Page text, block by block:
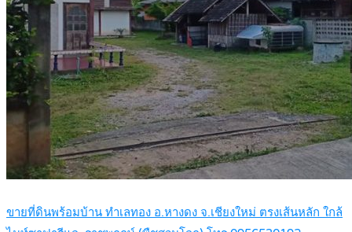
ขายที่ดินพร้อมบ้าน ทำเลทอง อ.หางดง จ.เชียงใหม่ ตรงเส้นหลัก ใกล้